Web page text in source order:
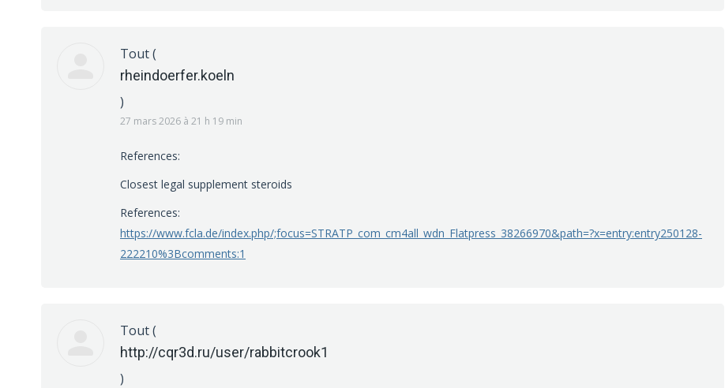
Tout(
rheindoerfer.koeln
)
27 mars 2026 à 21 h 19 min
References:
Closest legal supplement steroids
References:
https://www.fcla.de/index.php/;focus=STRATP_com_cm4all_wdn_Flatpress_38266970&path=?x=entry:entry250128-
222210%3Bcomments:1
Tout(
http://cqr3d.ru/user/rabbitcrook1
)